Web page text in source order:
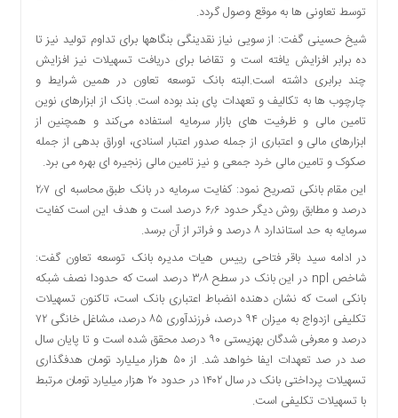
توسط تعاونی ها به موقع وصول گردد.
شیخ حسینی گفت: از سویی نیاز نقدینگی بنگاهها برای تداوم تولید نیز تا
ده برابر افزایش یافته است و تقاضا برای دریافت تسهیلات نیز افزایش
چند برابری داشته است.البته بانک توسعه تعاون در همین شرایط و
چارچوب ها به تکالیف و تعهدات پای بند بوده است. بانک از ابزارهای نوین
تامین مالی و ظرفیت های بازار سرمایه استفاده می‌کند و همچنین از
ابزارهای مالی و اعتباری از جمله صدور اعتبار اسنادی، اوراق بدهی از جمله
صکوک و تامین مالی خرد جمعی و نیز تامین مالی زنجیره ای بهره می برد.
این مقام بانکی تصریح نمود: کفایت سرمایه در بانک طبق محاسبه ای ۲٫۷
درصد و مطابق روش دیگر حدود ۶٫۶ درصد است و هدف این است کفایت
سرمایه به حد استاندارد ۸ درصد و فراتر از آن برسد.
در ادامه سید باقر فتاحی رییس هیات مدیره بانک توسعه تعاون گفت:
شاخص npl در این بانک در سطح ۳٫۸ درصد است که حدودا نصف شبکه
بانکی است که نشان دهنده انضباط اعتباری بانک است، تاکنون تسهیلات
تکلیفی ازدواج به میزان ۹۴ درصد، فرزندآوری ۸۵ درصد، مشاغل خانگی ۷۲
درصد و معرفی شدگان بهزیستی ۹۰ درصد محقق شده است و تا پایان سال
صد در صد تعهدات ایفا خواهد شد. از ۵۰ هزار میلیارد تومان هدفگذاری
تسهیلات پرداختی بانک در سال ۱۴۰۲ در حدود ۲۰ هزار میلیارد تومان مرتبط
با تسهیلات تکلیفی است.